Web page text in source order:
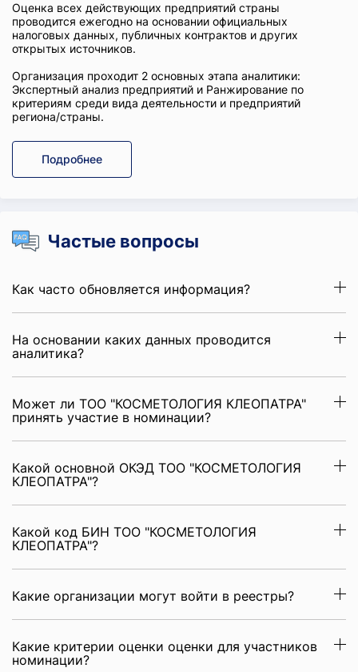
Оценка всех действующих предприятий страны
проводится ежегодно на основании официальных
налоговых данных, публичных контрактов и других
открытых источников.
Организация проходит 2 основных этапа аналитики:
Экспертный анализ предприятий и Ранжирование по
критериям среди вида деятельности и предприятий
региона/страны.
Подробнее
Частые вопросы
Как часто обновляется информация?
На основании каких данных проводится
аналитика?
Может ли ТОО "КОСМЕТОЛОГИЯ КЛЕОПАТРА"
принять участие в номинации?
Какой основной ОКЭД ТОО "КОСМЕТОЛОГИЯ
КЛЕОПАТРА"?
Какой код БИН ТОО "КОСМЕТОЛОГИЯ
КЛЕОПАТРА"?
Какие организации могут войти в реестры?
Какие критерии оценки оценки для участников
номинации?